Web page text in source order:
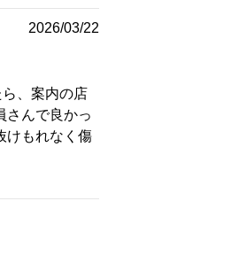
2026/03/22
、案内の店
さんで良かっ
けもれなく傷